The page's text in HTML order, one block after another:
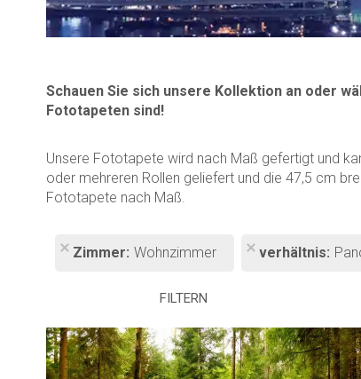
Schauen Sie sich unsere Kollektion an oder
Fototapeten sind!
Unsere Fototapete wird nach Maß gefertigt und
oder mehreren Rollen geliefert und die 47,5 cm
Fototapete nach Maß.
Zimmer Wohnzimmer verhältnis
FILTERN